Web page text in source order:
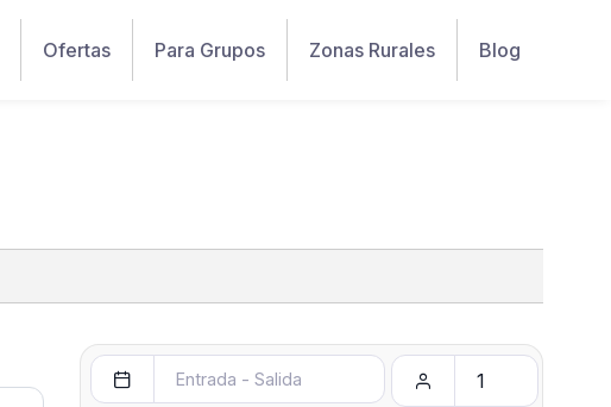
Ofertas Para Grupos Zonas Rurales Blog